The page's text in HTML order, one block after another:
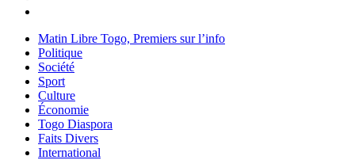
Matin Libre Togo, Premiers sur l’info
Politique
Société
Sport
Culture
Économie
Togo Diaspora
Faits Divers
International